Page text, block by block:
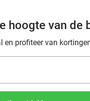
hoogte van de
en profiteer van